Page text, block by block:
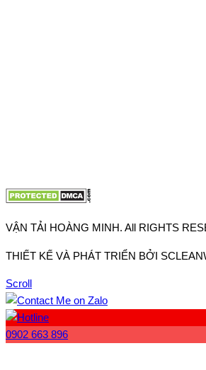
VẬN TẢI HOÀNG MINH. All RIGHTS
THIẾT KẾ VÀ PHÁT TRIỂN BỞI
Scroll
0902 663 896